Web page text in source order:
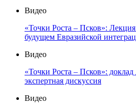
Видео
«Точки Роста – Псков»:
будущем Евразийской
Видео
«Точки Роста – Псков»:
экспертная дискуссия
Видео